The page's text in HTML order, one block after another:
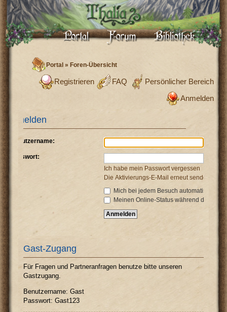
Portal »Foren-Übersicht
Persönlicher Bereich
FAQ
Registrieren
Anmelden
Anmelden
Benutzername:
Passwort:
Ich habe mein Passwort vergessen
Die Aktivierungs-E-Mail erneut senden
Mich bei jedem Besuch automatisch
Meinen Online-Status während dieser
Gast-Zugang
Für Fragen und Partneranfragen benutze bitte unseren
Gastzugang.
Benutzername: Gast
Passwort: Gast123